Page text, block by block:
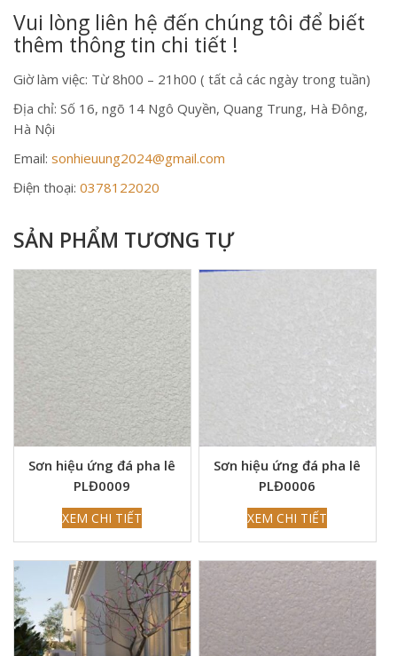
Vui lòng liên hệ đến chúng tôi để biết
thêm thông tin chi tiết !
Giờ làm việc: Từ 8h00 – 21h00 ( tất cả các ngày trong tuần)
Địa chỉ: Số 16, ngõ 14 Ngô Quyền, Quang Trung, Hà Đông,
Hà Nội
Email: sonhieuung2024@gmail.com
Điện thoại: 0378122020
SẢN PHẨM TƯƠNG TỰ
Sơn hiệu ứng đá pha lê
PLĐ0009
XEM CHI TIẾT
Sơn hiệu ứng đá pha lê
PLĐ0006
XEM CHI TIẾT